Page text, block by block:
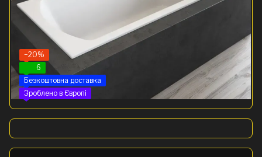
−20%
6
Безкоштовна доставка
Зроблено в Європі